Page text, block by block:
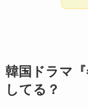
韓国ドラマ
してる？